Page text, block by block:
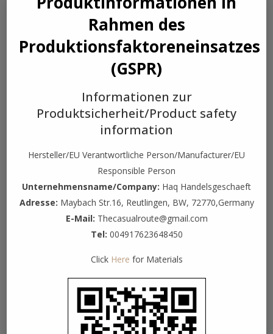
RELATED PRODUCTS
HANDBANDAGEN BANDAGEN BOXEN MMA
MUAY THAI KICKBOXEN
€20.00
Rahmen des
Produktionsfaktoreneinsatzes
(GSPR)
Informationen zur
Produktsicherheit/Product safety
information
Hersteller/EU Verantwortliche Person/Manufacturer/EU
Responsible Person
Unternehmensname/Company: Haq Handelsgeschaeft
Adresse: Maybach Str.16, Reutlingen, BW, 72770,Germany
E-Mail: Thecasualroute@gmail.com
Tel: 004917623648450
Click Here for Materials